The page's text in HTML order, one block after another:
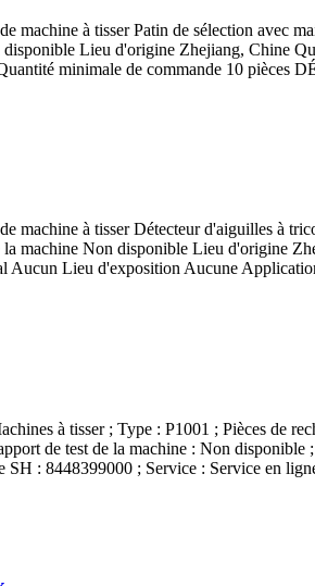
machine à tisser Patin de sélection avec
Lieu d'origine Zhejiang, Chine
minimale de commande 10
machine à tisser Détecteur d'aiguilles à
machine Non disponible Lieu d'origine
Aucun Lieu d'exposition Aucune
à tisser ; Type : P1001 ; Pièces de
de test de la machine : Non
: 8448399000 ; Service : Service en